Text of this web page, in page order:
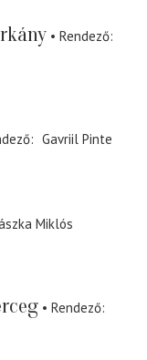
Rendező
Gavriil Pinte
Miklós
Rendező